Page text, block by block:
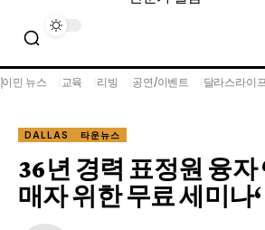
이민 뉴스 교육 리빙 공연/이벤트 달라스라이
DALLAS 타운뉴스
36년 경력 표정원 융자
매자 위한 무료 세미나